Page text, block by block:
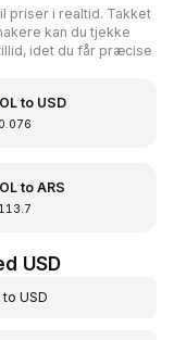
priser i realtid. Takket
kan du tjekke
idet du får præcise
to USD
to ARS
USD
toUSD